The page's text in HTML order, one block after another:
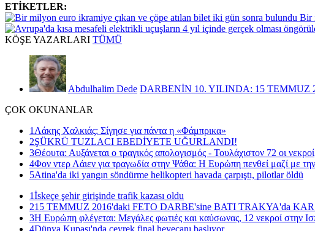
ETİKETLER:
Bir
KÖŞE YAZARLARI TÜMÜ
Abdulhalim Dede DARBENİN 10. YILINDA: 15 TEMMUZ
ÇOK OKUNANLAR
1 Λάκης Χαλκιάς: Σίγησε για πάντα η «Φάμπρικα»
2ŞÜKRÜ TUZLACI EBEDİYETE UĞURLANDI!
3Θέουτα: Αυξάνεται ο τραγικός απολογισμός - Τουλάχιστον 72 οι νεκροί
4Φον ντερ Λάιεν για τραγωδία στην Ψάθα: Η Ευρώπη πενθεί μαζί με
5Atina'da iki yangın söndürme helikopteri havada çarpıştı, pilotlar öldü
1İskeçe şehir girişinde trafik kazası oldu
215 TEMMUZ 2016'daki FETO DARBE'sine BATI TRAKYA'da
3Η Ευρώπη φλέγεται: Μεγάλες φωτιές και καύσωνας, 12 νεκροί στην
4Dünya Kupası'nda çeyrek final heyecanı başlıyor